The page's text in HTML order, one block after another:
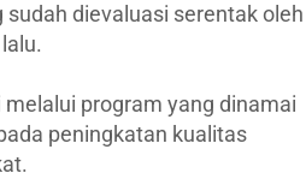
dievaluasi serentak oleh
program yang dinamai
peningkatan kualitas